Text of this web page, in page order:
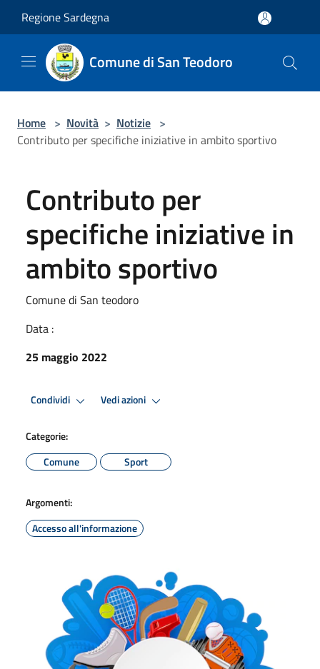
Regione Sardegna
Comune di San Teodoro
Home > Novità > Notizie >
Contributo per specifiche iniziative in ambito sportivo
Contributo per
specifiche iniziative in
ambito sportivo
Comune di San teodoro
Data :
25 maggio 2022
Condividi Vedi azioni
Categorie:
Comune
Sport
Argomenti:
Accesso all'informazione